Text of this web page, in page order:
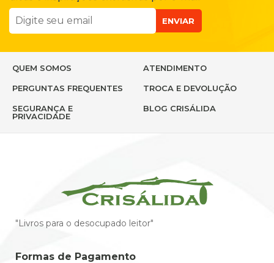
ENVIAR
QUEM SOMOS ATENDIMENTO
PERGUNTAS FREQUENTES TROCA E DEVOLUÇÃO
SEGURANÇA E
PRIVACIDADE
BLOG CRISÁLIDA
"Livros para o desocupado leitor"
Formas de Pagamento